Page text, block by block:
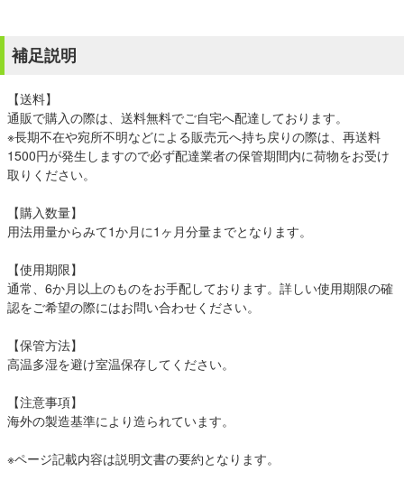
補足説明
【送料】
通販で購入の際は、送料無料でご自宅へ配達しております。
※長期不在や宛所不明などによる販売元へ持ち戻りの際は、再送料
1500円が発生しますので必ず配達業者の保管期間内に荷物をお受け
取りください。
【購入数量】
用法用量からみて1か月に1ヶ月分量までとなります。
【使用期限】
通常、6か月以上のものをお手配しております。詳しい使用期限の確
認をご希望の際にはお問い合わせください。
【保管方法】
高温多湿を避け室温保存してください。
【注意事項】
海外の製造基準により造られています。
※ページ記載内容は説明文書の要約となります。